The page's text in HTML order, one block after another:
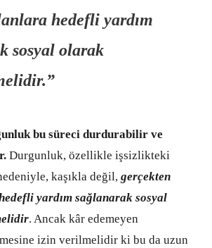
hedefli yardım
sosyal olarak
bu süreci durdurabilir ve
Durgunluk, özellikle işsizlikteki
kaşıkla değil, gerçekten
yardım sağlanarak sosyal
. Ancak kâr edemeyen
izin verilmelidir ki bu da uzun